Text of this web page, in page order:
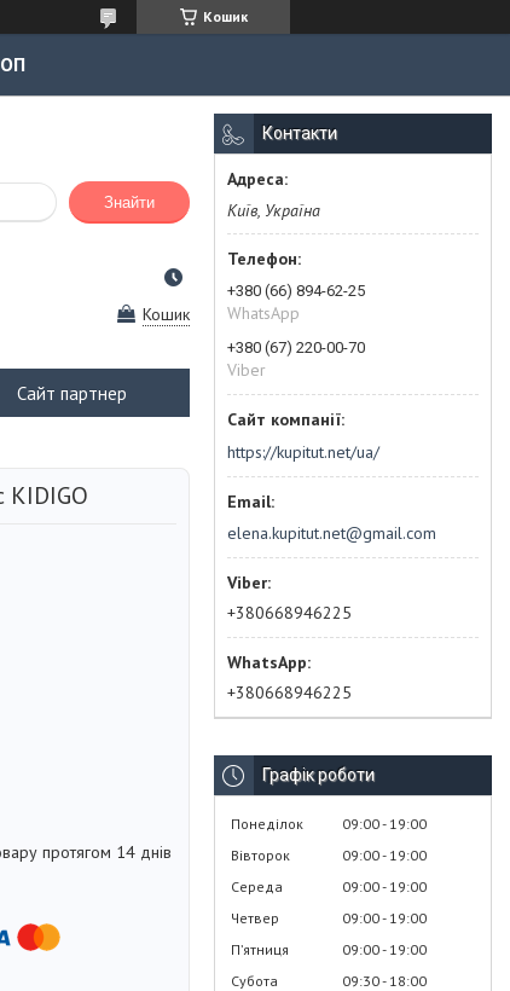
Кошик
Знайти
Кошик
Сайт партнер
KIDIGO
протягом 14 днів
Контакти
Київ, Україна
+380 (66) 894-62-25
WhatsApp
+380 (67) 220-00-70
Viber
https://kupitut.net/ua/
elena.kupitut.net@gmail.com
+380668946225
+380668946225
Графік роботи
Понеділок 09:00 19:00
Вівторок
09:00 19:00
Середа
09:00 19:00
Четвер
09:00 19:00
Пʼятниця
09:00 19:00
Субота
09:30 18:00